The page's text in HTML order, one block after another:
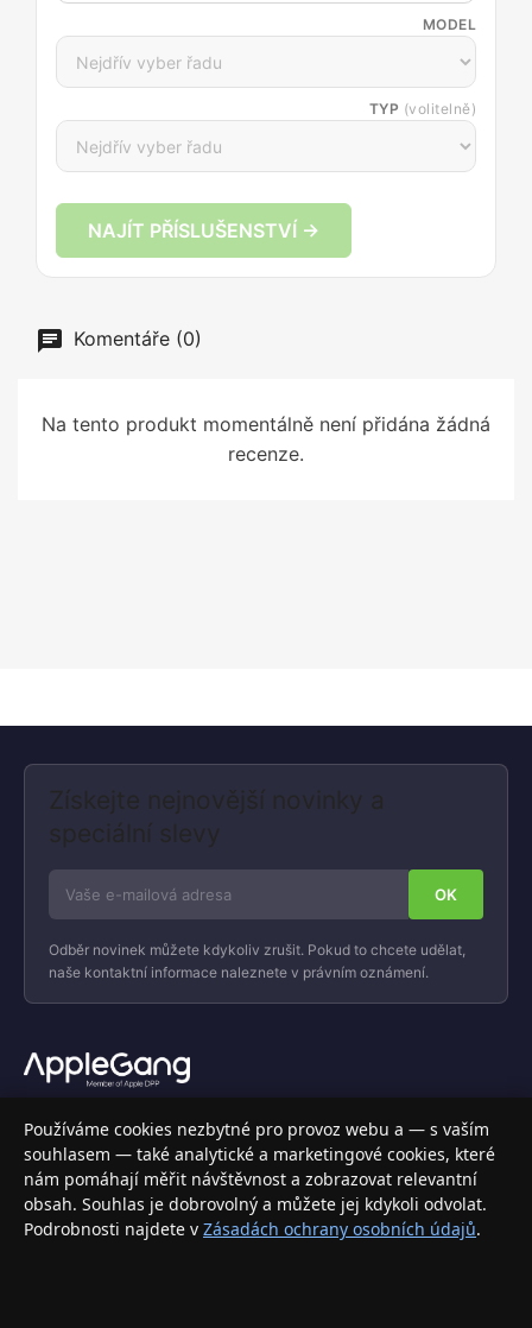
MODEL
TYP (volitelně)
NAJÍT PŘÍSLUŠENSTVÍ →
Komentáře (0)
Na tento produkt momentálně není přidána žádná
recenze.
Získejte nejnovější novinky a
speciální slevy
Odběr novinek můžete kdykoliv zrušit. Pokud to chcete udělat,
naše kontaktní informace naleznete v právním oznámení.
Váš specializovaný obchod s Apple produkty, příslušenstvím a
elektronikou. Nakupujte bezpečně a s jistotou.
INFORMACE
Doprava a doručení
Používáme cookies nezbytné pro provoz webu a — s vaším
souhlasem — také analytické a marketingové cookies, které
nám pomáhají měřit návštěvnost a zobrazovat relevantní
obsah. Souhlas je dobrovolný a můžete jej kdykoli odvolat.
Podrobnosti najdete v Zásadách ochrany osobních údajů.